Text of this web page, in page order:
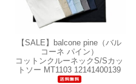
【SALE】
balcone pine（バル
コーネ パイン）
コットンクルーネックS/Sカッ
トソー MT1103 12141400139